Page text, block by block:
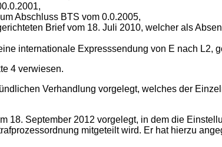
Abschluss BTS vom 0.0.2005,
Brief vom 18. Juli 2010, welcher als
internationale Expresssendung von E nach L2,
4 verwiesen.
Verhandlung vorgelegt, welches der
18. September 2012 vorgelegt, in dem die
mitgeteilt wird. Er hat hierzu